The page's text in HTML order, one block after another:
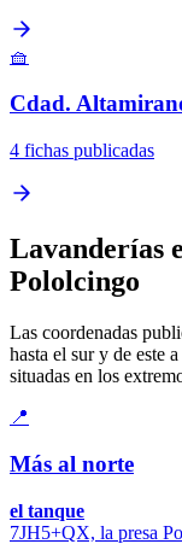
🧺
Cdad.
4 fichas publicadas
Lavanderías
Pololcingo
Las coordenadas
hasta el sur y de este
situadas en los
📍
Más al norte
el tanque
7JH5+QX, la presa